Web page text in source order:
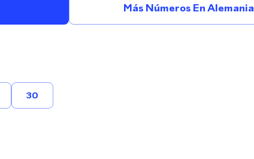
Más Números En Alemania
30